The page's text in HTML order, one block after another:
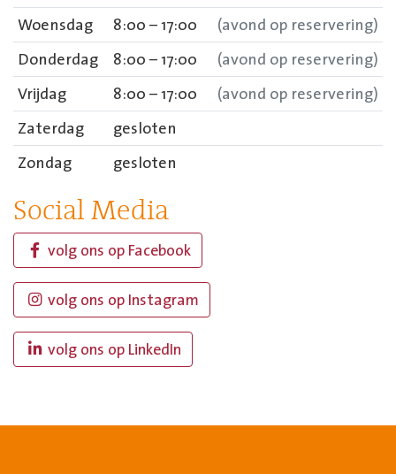
Woensdag
8:00 – 17:00
(avond op reservering)
Donderdag
8:00 – 17:00
(avond op reservering)
Vrijdag
8:00 – 17:00
(avond op reservering)
Zaterdag
gesloten
Zondag
gesloten
Social Media
volg ons op Facebook
volg ons op Instagram
volg ons op LinkedIn